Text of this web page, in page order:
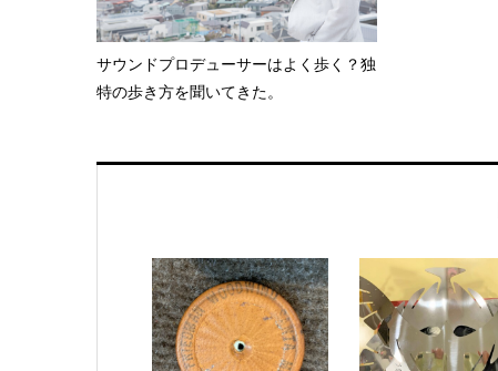
サウンドプロデューサーはよく歩く？独
特の歩き方を聞いてきた。